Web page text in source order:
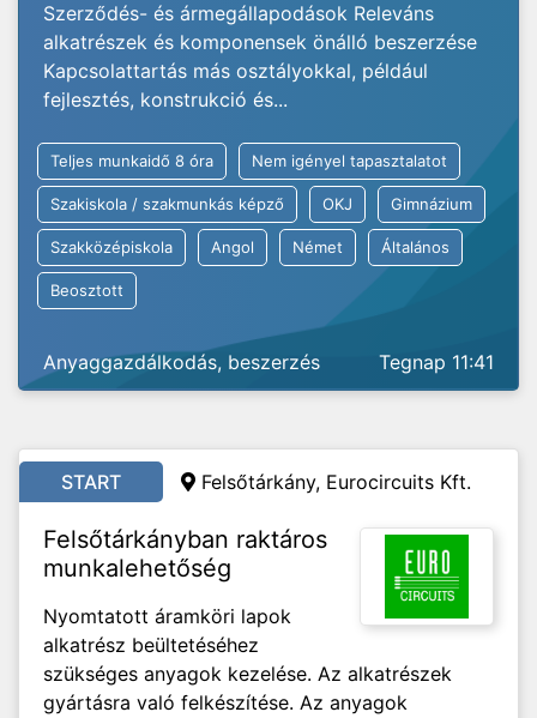
Szerződés- és ármegállapodások Releváns
alkatrészek és komponensek önálló beszerzése
Kapcsolattartás más osztályokkal, például
fejlesztés, konstrukció és...
Teljes munkaidő 8 óra Nem igényel tapasztalatot
Szakiskola / szakmunkás képző OKJ Gimnázium
Szakközépiskola Angol Német Általános
Beosztott
Anyaggazdálkodás, beszerzés Tegnap 11:41
START Felsőtárkány, Eurocircuits Kft.
Felsőtárkányban raktáros
munkalehetőség
Nyomtatott áramköri lapok
alkatrész beültetéséhez
szükséges anyagok kezelése. Az alkatrészek
gyártásra való felkészítése. Az anyagok